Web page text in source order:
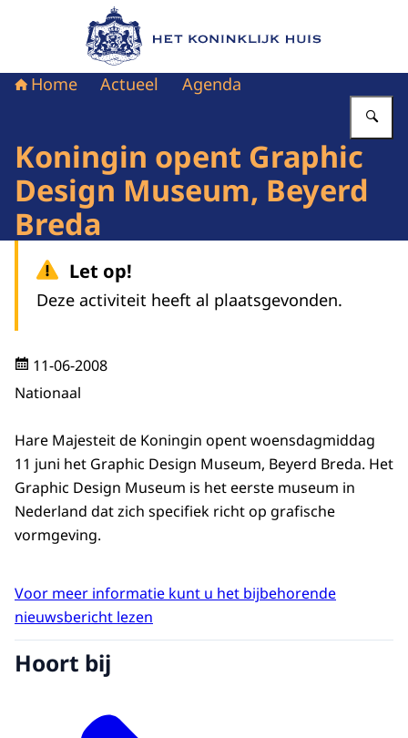
Naar de homepage van Het Koninklijk Huis
Home Actueel Agenda
Koningin opent Graphic
Design Museum, Beyerd
Breda
Let op!
Deze activiteit heeft al plaatsgevonden.
11-06-2008
Nationaal
Hare Majesteit de Koningin opent woensdagmiddag
11 juni het Graphic Design Museum, Beyerd Breda. Het
Graphic Design Museum is het eerste museum in
Nederland dat zich specifiek richt op grafische
vormgeving.
Voor meer informatie kunt u het bijbehorende
nieuwsbericht lezen
Hoort bij